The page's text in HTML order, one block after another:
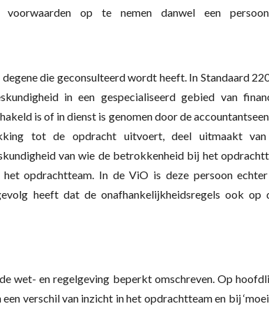
op te nemen danwel een
die geconsulteerd wordt heeft. In Standaard
in een gespecialiseerd gebied van
is of in dienst is genomen door de
tot de opdracht uitvoert, deel uitmaakt
van wie de betrokkenheid bij het
opdrachtteam. In de ViO is deze persoon
heeft dat de onafhankelijkheidsregels ook op
wet- en regelgeving beperkt omschreven. Op
verschil van inzicht in het opdrachtteam en bij